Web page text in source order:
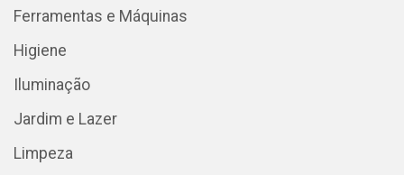
Ferramentas e Máquinas
Higiene
Iluminação
Jardim e Lazer
Limpeza